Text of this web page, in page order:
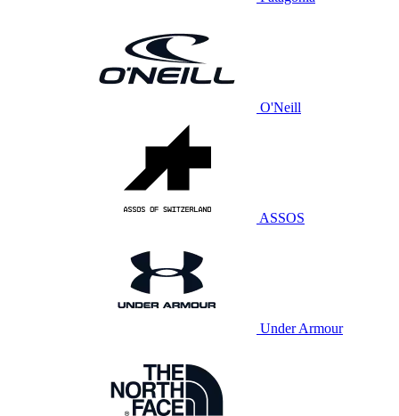
O'Neill
ASSOS
Under Armour